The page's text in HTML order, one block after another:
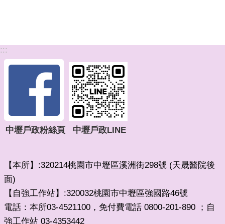
:::
中壢戶政粉絲頁 中壢戶政LINE
【本所】:320214桃園市中壢區溪洲街298號 (天晟醫院後
面)
【自強工作站】:320032桃園市中壢區強國路46號
電話：本所03-4521100，免付費電話 0800-201-890 ；自
強工作站 03-4353442